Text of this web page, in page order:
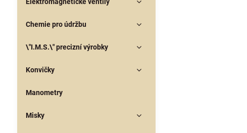
Chemie pro údržbu
\"I.M.S.\" precizní výrobky
Konvičky
Manometry
Misky